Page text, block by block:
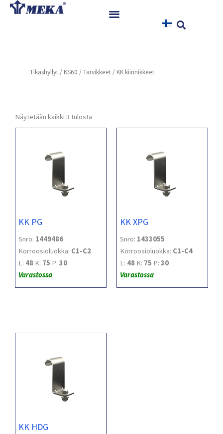
Siirry
Referenssit
Yhteystiedot
Tikashyllyt / KS60 /Tarvikkeet / KK kiinnikkeet
Näytetään kaikki 3 tulosta
KK PG
Snro: 1449486
Korroosioluokka: C1-C2
L: 48 K: 75 P: 30
Varastossa
KK XPG
Snro: 1433055
Korroosioluokka: C1-C4
L: 48 K: 75 P: 30
Varastossa
KK HDG